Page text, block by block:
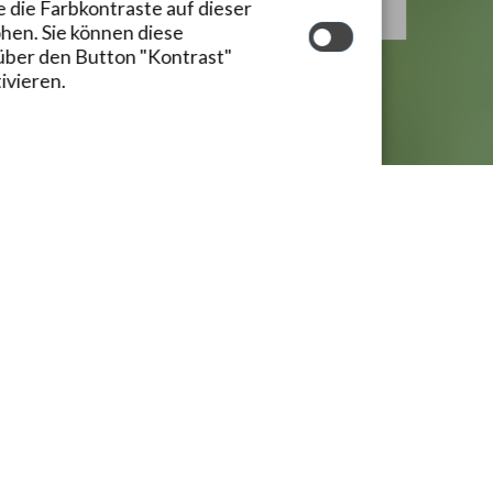
Uhr
Uhr
Uhr
die Farbkontraste auf dieser
Sie können diese
den Button "Kontrast"